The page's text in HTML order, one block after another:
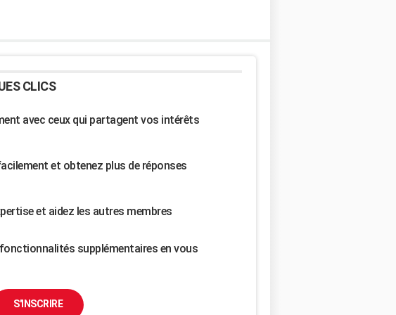
CLICS
avec ceux qui partagent vos intérêts
et obtenez plus de réponses
et aidez les autres membres
supplémentaires en vous
S'INSCRIRE